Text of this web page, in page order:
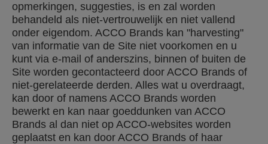
opmerkingen, suggesties, is en zal worden
behandeld als niet-vertrouwelijk en niet vallend
onder eigendom. ACCO Brands kan "harvesting"
van informatie van de Site niet voorkomen en u
kunt via e-mail of anderszins, binnen of buiten de
Site worden gecontacteerd door ACCO Brands of
niet-gerelateerde derden. Alles wat u overdraagt,
kan door of namens ACCO Brands worden
bewerkt en kan naar goeddunken van ACCO
Brands al dan niet op ACCO-websites worden
geplaatst en kan door ACCO Brands of haar